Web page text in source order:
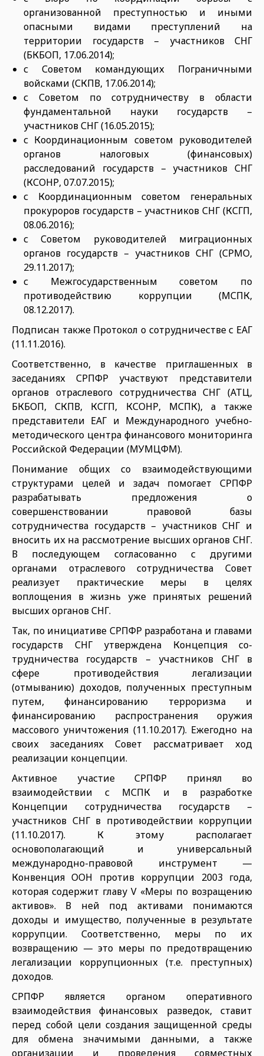
организованной преступно­стью и иными
опасными видами преступлений на
территории государств – участников СНГ
(БКБОП, 17.06.2014);
с Советом командующих По­граничными
войсками (СКПВ, 17.06.2014);
с Советом по сотрудничеству в области
фундаментальной нау­ки государств –
участников СНГ (16.05.2015);
с Координационным советом ру­ководителей
органов налоговых (финансовых)
расследований государств – участников СНГ
(КСОНР, 07.07.2015);
с Координационным советом генеральных
прокуроров государств – участников СНГ (КСГП,
08.06.2016);
с Советом руководителей ми­грационных
органов государств – участников СНГ (СРМО,
29.11.2017);
с Межгосударственным советом по
противодействию коррупции (МСПК,
08.12.2017).
Подписан также Протокол о со­трудничестве с ЕАГ
(11.11.2016).
Соответственно, в качестве при­глашенных в
заседаниях СРПФР участвуют представители
органов отраслевого сотрудничества СНГ (АТЦ,
БКБОП, СКПВ, КСГП, КСОНР, МСПК), а также
представители ЕАГ и Международного учебно-
мето­дического центра финансового мо­ниторинга
Российской Федерации (МУМЦФМ).
Понимание общих со взаимодей­ствующими
структурами целей и задач помогает СРПФР
разрабатывать предложения о
совершенствовании правовой базы
сотрудничества государств – участников СНГ и
вносить их на рассмотрение высших органов СНГ.
В последующем согласованно с другими
органами отраслевого со­трудничества Совет
реализует прак­тические меры в целях
воплощения в жизнь уже принятых решений
высших органов СНГ.
Так, по инициативе СРПФР раз­работана и главами
государств СНГ утверждена Концепция со­
трудничества государств – участников СНГ в
сфере противодей­ствия легализации
(отмыванию) доходов, полученных преступ­ным
путем, финансированию тер­роризма и
финансированию рас­пространения оружия
массового уничтожения (11.10.2017). Ежегод­но на
своих заседаниях Совет рас­сматривает ход
реализации кон­цепции.
Активное участие СРПФР при­нял во
взаимодействии с МСПК и в разработке
Концепции сотруд­ничества государств –
участников СНГ в противодействии коррупции
(11.10.2017). К этому располагает
основополагающий и универсаль­ный
международно-правовой ин­струмент —
Конвенция ООН про­тив коррупции 2003 года,
которая содержит главу V «Меры по возра­щению
активов». В ней под акти­вами понимаются
доходы и иму­щество, полученные в результате
коррупции. Соответственно, меры по их
возвращению — это меры по предотвращению
легализации коррупционных (т.е. преступных)
доходов.
СРПФР является органом опера­тивного
взаимодействия финан­совых разведок, ставит
перед со­бой цели создания защищенной среды
для обмена значимыми данными, а также
организации и проведения совместных